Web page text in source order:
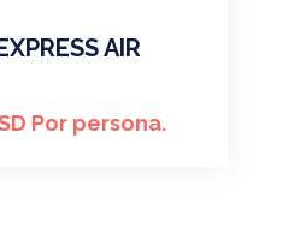
AIR
Por persona.